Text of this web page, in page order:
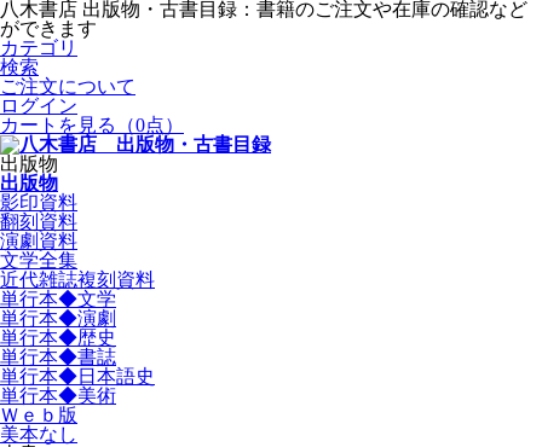
八木書店 出版物・古書目録：書籍のご注文や在庫の確認など
ができます
カテゴリ
検索
ご注文について
ログイン
カートを見る
（0点）
出版物
出版物
影印資料
翻刻資料
演劇資料
文学全集
近代雑誌複刻資料
単行本◆文学
単行本◆演劇
単行本◆歴史
単行本◆書誌
単行本◆日本語史
単行本◆美術
Ｗｅｂ版
美本なし